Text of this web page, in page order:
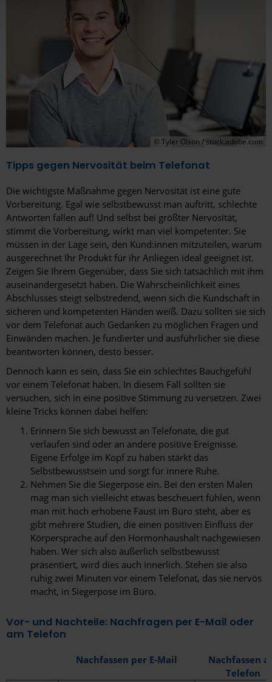
hier Ihre individuelle Auswahl bestätigen. Ihre Einwilligung
ist freiwillig und kann jederzeit später geändert oder
widerrufen werden, indem Sie auf die Schaltfläche
Einstellungen am unteren Ende der Webseite klicken.
Weitere Informationen erhalten Sie in unserer
Datenschutzerklärung
und im Impressum
© Tyler Olson / stock.adobe.com
Tipps gegen Nervosität beim Telefonat
Die wichtigste Maßnahme gegen Nervosität ist eine gute
Vorbereitung. Egal wie selbstbewusst man auftritt, schlechte
Antworten fallen auf! Und selbst bei größter Nervosität,
stimmt die Vorbereitung, wirkt man viel kompetenter. Sie
müssen in der Lage sein, den Kund:innen mitzuteilen, warum
ausgerechnet Ihr Produkt für ihr Anliegen ideal geeignet ist.
Zeigen Sie Ihrem Gegenüber, dass Sie sich tatsächlich mit ihm
auseinandergesetzt haben. Die Wahrscheinlichkeit eines
Abschlusses steigt selbstredend, wenn sich die Kundschaft in
sicheren und kompetenten Händen weiß. Dazu sollten sie sich
vor dem Telefonat auch Gedanken zu möglichen Fragen und
Einwänden machen. Je fundierter und ausführlicher sie diese
beantworten können, desto besser.
Dennoch kann es sein, dass Sie ein schlechtes Bauchgefühl
vor einem Telefonat haben. In diesem Fall sollten sie
versuchen, sich in eine positive Stimmung zu versetzen. Zwei
kleine Tricks können dabei helfen:
Erinnern Sie sich bewusst an Telefonate, die gut
verlaufen sind oder an andere positive Ereignisse.
Eigene Erfolge im Kopf zu haben stärkt das
Selbstbewusstsein und sorgt für innere Ruhe.
Nehmen Sie die Siegerpose ein. Bei den ersten Malen
mag man sich vielleicht etwas bescheuert fühlen, wenn
man mit hoch erhobene Faust im Büro steht, aber es
gibt mehrere Studien, die einen positiven Einfluss der
Körpersprache auf den Hormonhaushalt nachgewiesen
haben. Wer sich also äußerlich selbstbewusst
präsentiert, wird dies auch innerlich. Stehen sie also
ruhig zwei Minuten vor einem Telefonat, das sie nervös
macht, in Siegerpose im Büro.
Vor- und Nachteile: Nachfragen per E-Mail oder
am Telefon
Nachfassen per E-Mail
Nachfassen
Telefon